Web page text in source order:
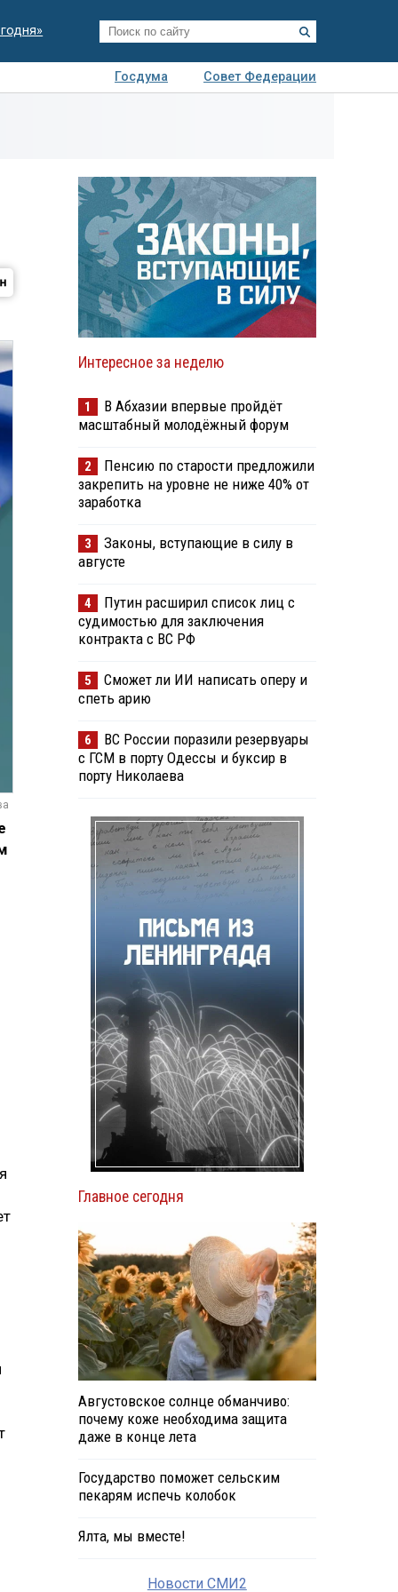
Госдума
Совет Федерации
Интересное за неделю
1
В Абхазии впервые пройдёт
масштабный молодёжный форум
2
Пенсию по старости предложили
закрепить на уровне не ниже 40% от
заработка
3
Законы, вступающие в силу в
августе
4
Путин расширил список лиц с
судимостью для заключения
контракта с ВС РФ
5
Сможет ли ИИ написать оперу и
спеть арию
6
ВС России поразили резервуары
с ГСМ в порту Одессы и буксир в
порту Николаева
Главное сегодня
Августовское солнце обманчиво:
почему коже необходима защита
даже в конце лета
Государство поможет сельским
пекарям испечь колобок
Ялта, мы вместе!
Новости СМИ2